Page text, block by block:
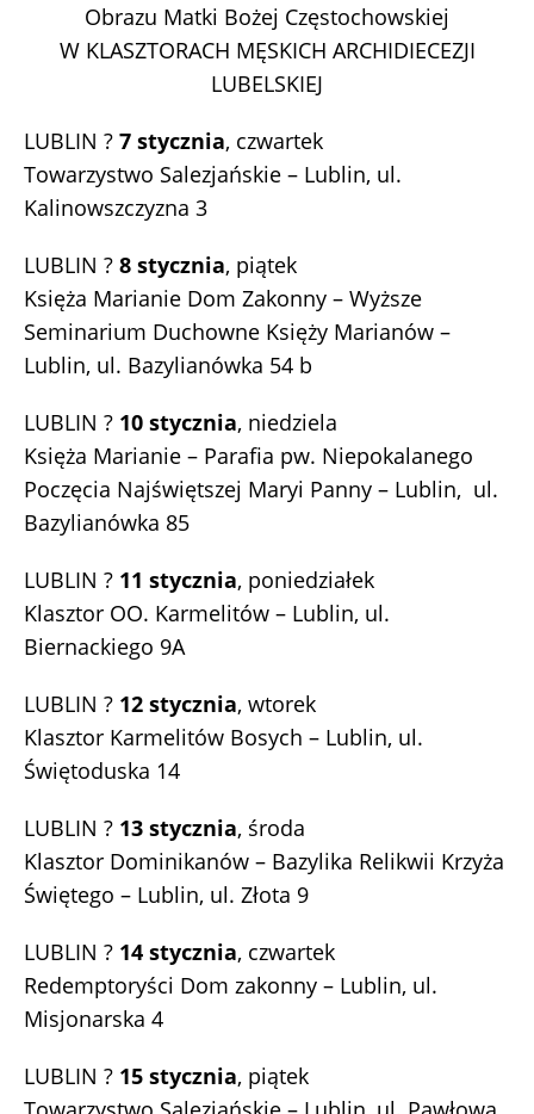
Obrazu Matki Bożej Częstochowskiej
W KLASZTORACH MĘSKICH ARCHIDIECEZJI
LUBELSKIEJ
LUBLIN ? 7 stycznia, czwartek
Towarzystwo Salezjańskie – Lublin, ul.
Kalinowszczyzna 3
LUBLIN ? 8 stycznia, piątek
Księża Marianie Dom Zakonny – Wyższe
Seminarium Duchowne Księży Marianów –
Lublin, ul. Bazylianówka 54 b
LUBLIN ? 10 stycznia, niedziela
Księża Marianie – Parafia pw. Niepokalanego
Poczęcia Najświętszej Maryi Panny – Lublin, ul.
Bazylianówka 85
LUBLIN ? 11 stycznia, poniedziałek
Klasztor OO. Karmelitów – Lublin, ul.
Biernackiego 9A
LUBLIN ? 12 stycznia, wtorek
Klasztor Karmelitów Bosych – Lublin, ul.
Świętoduska 14
LUBLIN ? 13 stycznia, środa
Klasztor Dominikanów – Bazylika Relikwii Krzyża
Świętego – Lublin, ul. Złota 9
LUBLIN ? 14 stycznia, czwartek
Redemptoryści Dom zakonny – Lublin, ul.
Misjonarska 4
LUBLIN ? 15 stycznia, piątek